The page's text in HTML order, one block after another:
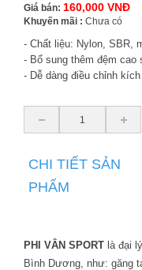
Giá bán: 160,000 VNĐ
Khuyến mãi : Chưa có
- Chất liệu: Nylon, SBR,
- Bổ sung thêm đệm cao
- Dễ dàng điều chỉnh
CHI TIẾT SẢN
PHẨM
PHI VÂN SPORT là đại
Bình Dương, như: găng